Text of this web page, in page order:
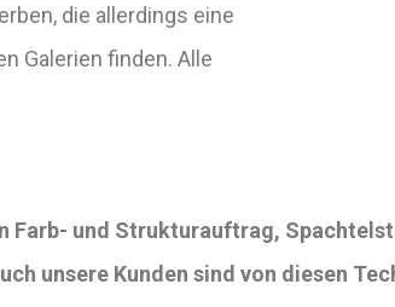
die allerdings eine
Galerien finden. Alle
Farb- und Strukturauftrag,
unsere Kunden sind von diesen